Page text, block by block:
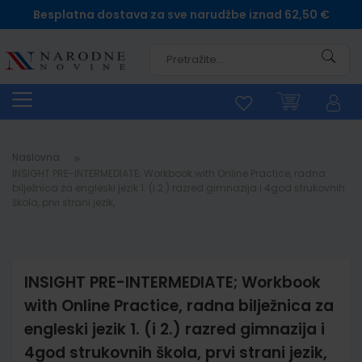
Besplatna dostava za sve narudžbe iznad 62,50 €
Naslovna
INSIGHT PRE-INTERMEDIATE; Workbook
with Online Practice, radna bilježnica za
engleski jezik 1. (i 2.) razred gimnazija i
4god strukovnih škola, prvi strani jezik,